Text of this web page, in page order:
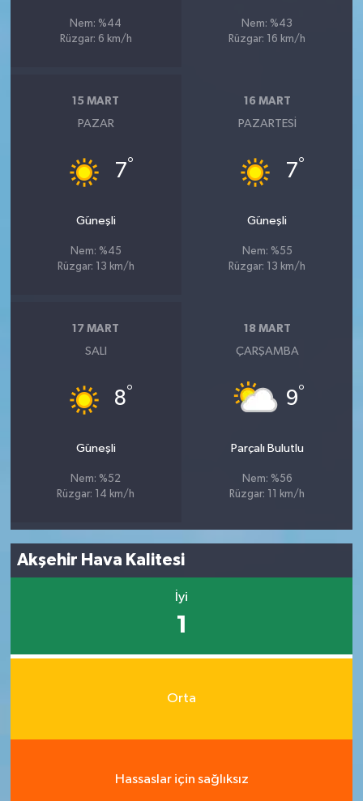
Nem: %44
Rüzgar: 6 km/h
Nem: %43
Rüzgar: 16 km/h
15 MART
PAZAR
7°
Güneşli
Nem: %45
Rüzgar: 13 km/h
16 MART
PAZARTESI
7°
Güneşli
Nem: %55
Rüzgar: 13 km/h
17 MART
SALI
8°
Güneşli
Nem: %52
Rüzgar: 14 km/h
18 MART
ÇARŞAMBA
9°
Parçalı Bulutlu
Nem: %56
Rüzgar: 11 km/h
Akşehir Hava Kalitesi
İyi
1
Orta
Hassaslar için sağlıksız